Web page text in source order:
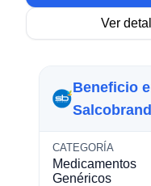
Ver
Beneficio
Salcobrand
CATEGORÍA
Medicamentos
Genéricos